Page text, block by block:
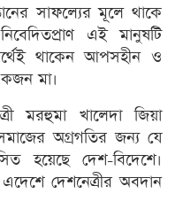
সাফল্যের মূলে থাকে
এই মানুষটি
থাকেন আপসহীন ও
মা।
মরহুমা খালেদা জিয়া
অগ্রগতির জন্য যে
হয়েছে দেশ-বিদেশে।
দেশনেত্রীর অবদান